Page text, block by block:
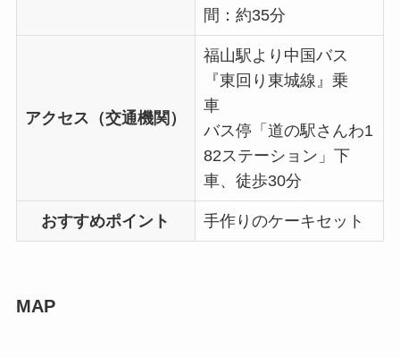
間：約35分
アクセス（交通機関）
福山駅より中国バス
『東回り東城線』乗
車
バス停「道の駅さんわ1
82ステーション」下
車、徒歩30分
おすすめポイント 手作りのケーキセット
MAP